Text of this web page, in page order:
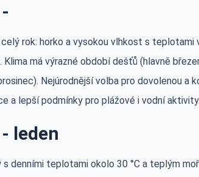
rok: horko a vysokou vlhkost s teplotami
Klima má výrazné období dešťů (hlavně
Nejúrodnější volba pro dovolenou a
a lepší podmínky pro plážové i vodní aktivity.
leden
denními teplotami okolo 30 °C a teplým